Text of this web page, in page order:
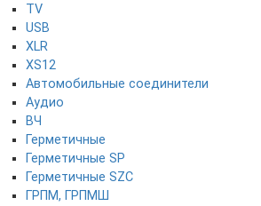
TV
USB
XLR
XS12
Автомобильные соединители
Аудио
ВЧ
Герметичные
Герметичные SP
Герметичные SZC
ГРПМ, ГРПМШ